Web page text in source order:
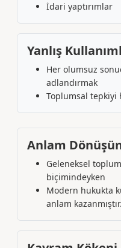
İdari yaptırımlar
Yanlış
Her olumsuz
adlandırmak
Toplumsal tepkiyi
Anlam
Geleneksel
biçimindeyken
Modern hukukta
anlam kazanmıştır.